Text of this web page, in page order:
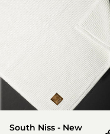
South Niss - New